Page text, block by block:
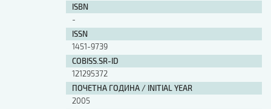
ISBN
-
ISSN
1451-9739
COBISS.SR-ID
121295372
ПОЧЕТНА ГОДИНА / INITIAL YEAR
2005